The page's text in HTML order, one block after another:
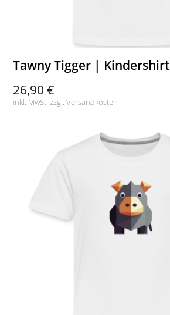
Tawny Tigger | Kindershirt
26,90 €
inkl. MwSt. zzgl.Versandkosten